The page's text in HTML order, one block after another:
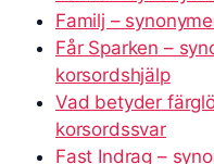
Familj –
Får Sparken –
korsordshjälp
Vad betyder
korsordssvar
Fast Indrag –